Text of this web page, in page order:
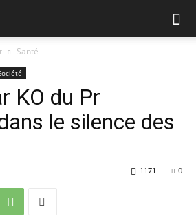
Santé
KO du Pr
le silence des
0
1171